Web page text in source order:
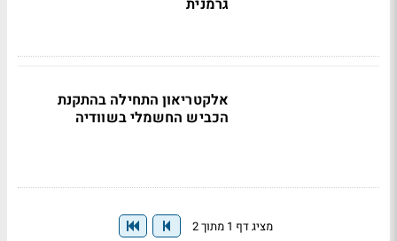
גרמנית
אלקטריאון התחילה בהתקנת
הכביש החשמלי בשוודיה
מציג דף 1 מתוך 2